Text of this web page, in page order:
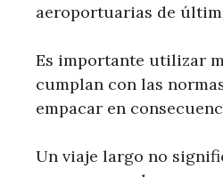
aeroportuarias de
Es importante utilizar
cumplan con las
empacar en
Un viaje largo no